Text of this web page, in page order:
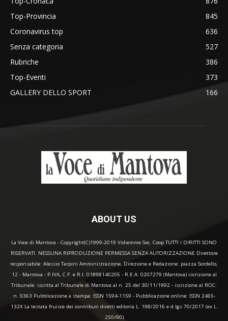
Top-Provincia
845
Coronavirus top
636
Senza categoria
527
Rubriche
386
Top-Eventi
373
GALLERY DELLO SPORT
166
ABOUT US
La Voce di Mantova - Copyright(C)1999-2019 Vidiemme Soc. Coop TUTTI I DIRITTI SONO
RISERVATI. NESSUNA RIPRODUZIONE PERMESSA SENZA AUTORIZZAZIONE Direttore
responsabile: Alessio Tarpini Amministrazione, Direzione e Redazione: piazza Sordello,
12 - Mantova - P.IVA, C.F. e R.I. 01898140205 - R.E.A. 0207279 (Mantova) iscrizione al
Tribunale: iscritta al Tribunale di Mantova al n. 25 del 30/11/1992 - iscrizione al ROC:
n. 9363 Pubblicazione a stampa: ISSN 1594-1159 - Pubblicazione online: ISSN 2465-
132X La testata fruisce dei contributi diretti editoria L. 198/2016 e d.lgs 70/2017 (ex L.
250/90)